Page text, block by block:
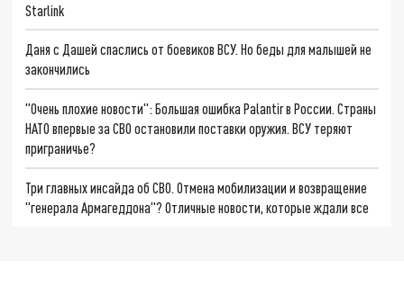
Starlink
Даня с Дашей спаслись от боевиков ВСУ. Но беды для малышей не
закончились
"Очень плохие новости": Большая ошибка Palantir в России. Страны
НАТО впервые за СВО остановили поставки оружия. ВСУ теряют
приграничье?
Три главных инсайда об СВО. Отмена мобилизации и возвращение
"генерала Армагеддона"? Отличные новости, которые ждали все